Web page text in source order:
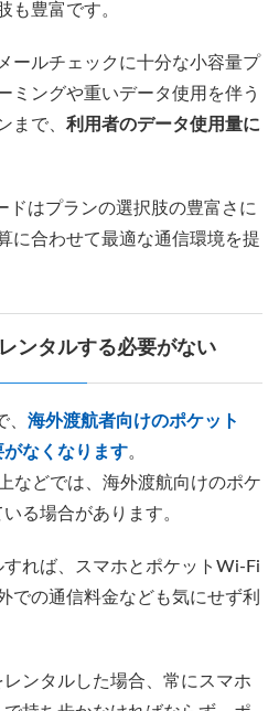
も豊富です。
ールチェックに十分な小容量プ
ミングや重いデータ使用を伴う
まで、 利用者のデータ使用量に
ドはプランの選択肢の豊富さに
に合わせて最適な通信環境を提
ンタルする必要がない
海外渡航者向けのポケット
なくなります。
などでは、海外渡航向けのポケ
る場合があります。
れば、スマホとポケットWi-Fi
での通信料金なども気にせず利
ンタルした場合、常にスマホ